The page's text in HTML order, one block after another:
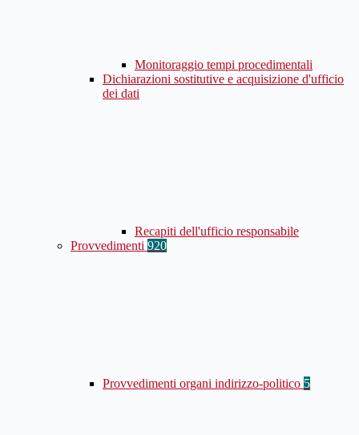
Monitoraggio tempi procedimentali
Dichiarazioni sostitutive e acquisizione d'ufficio
dei dati
Recapiti dell'ufficio responsabile
Provvedimenti 920
Provvedimenti organi indirizzo-politico 5